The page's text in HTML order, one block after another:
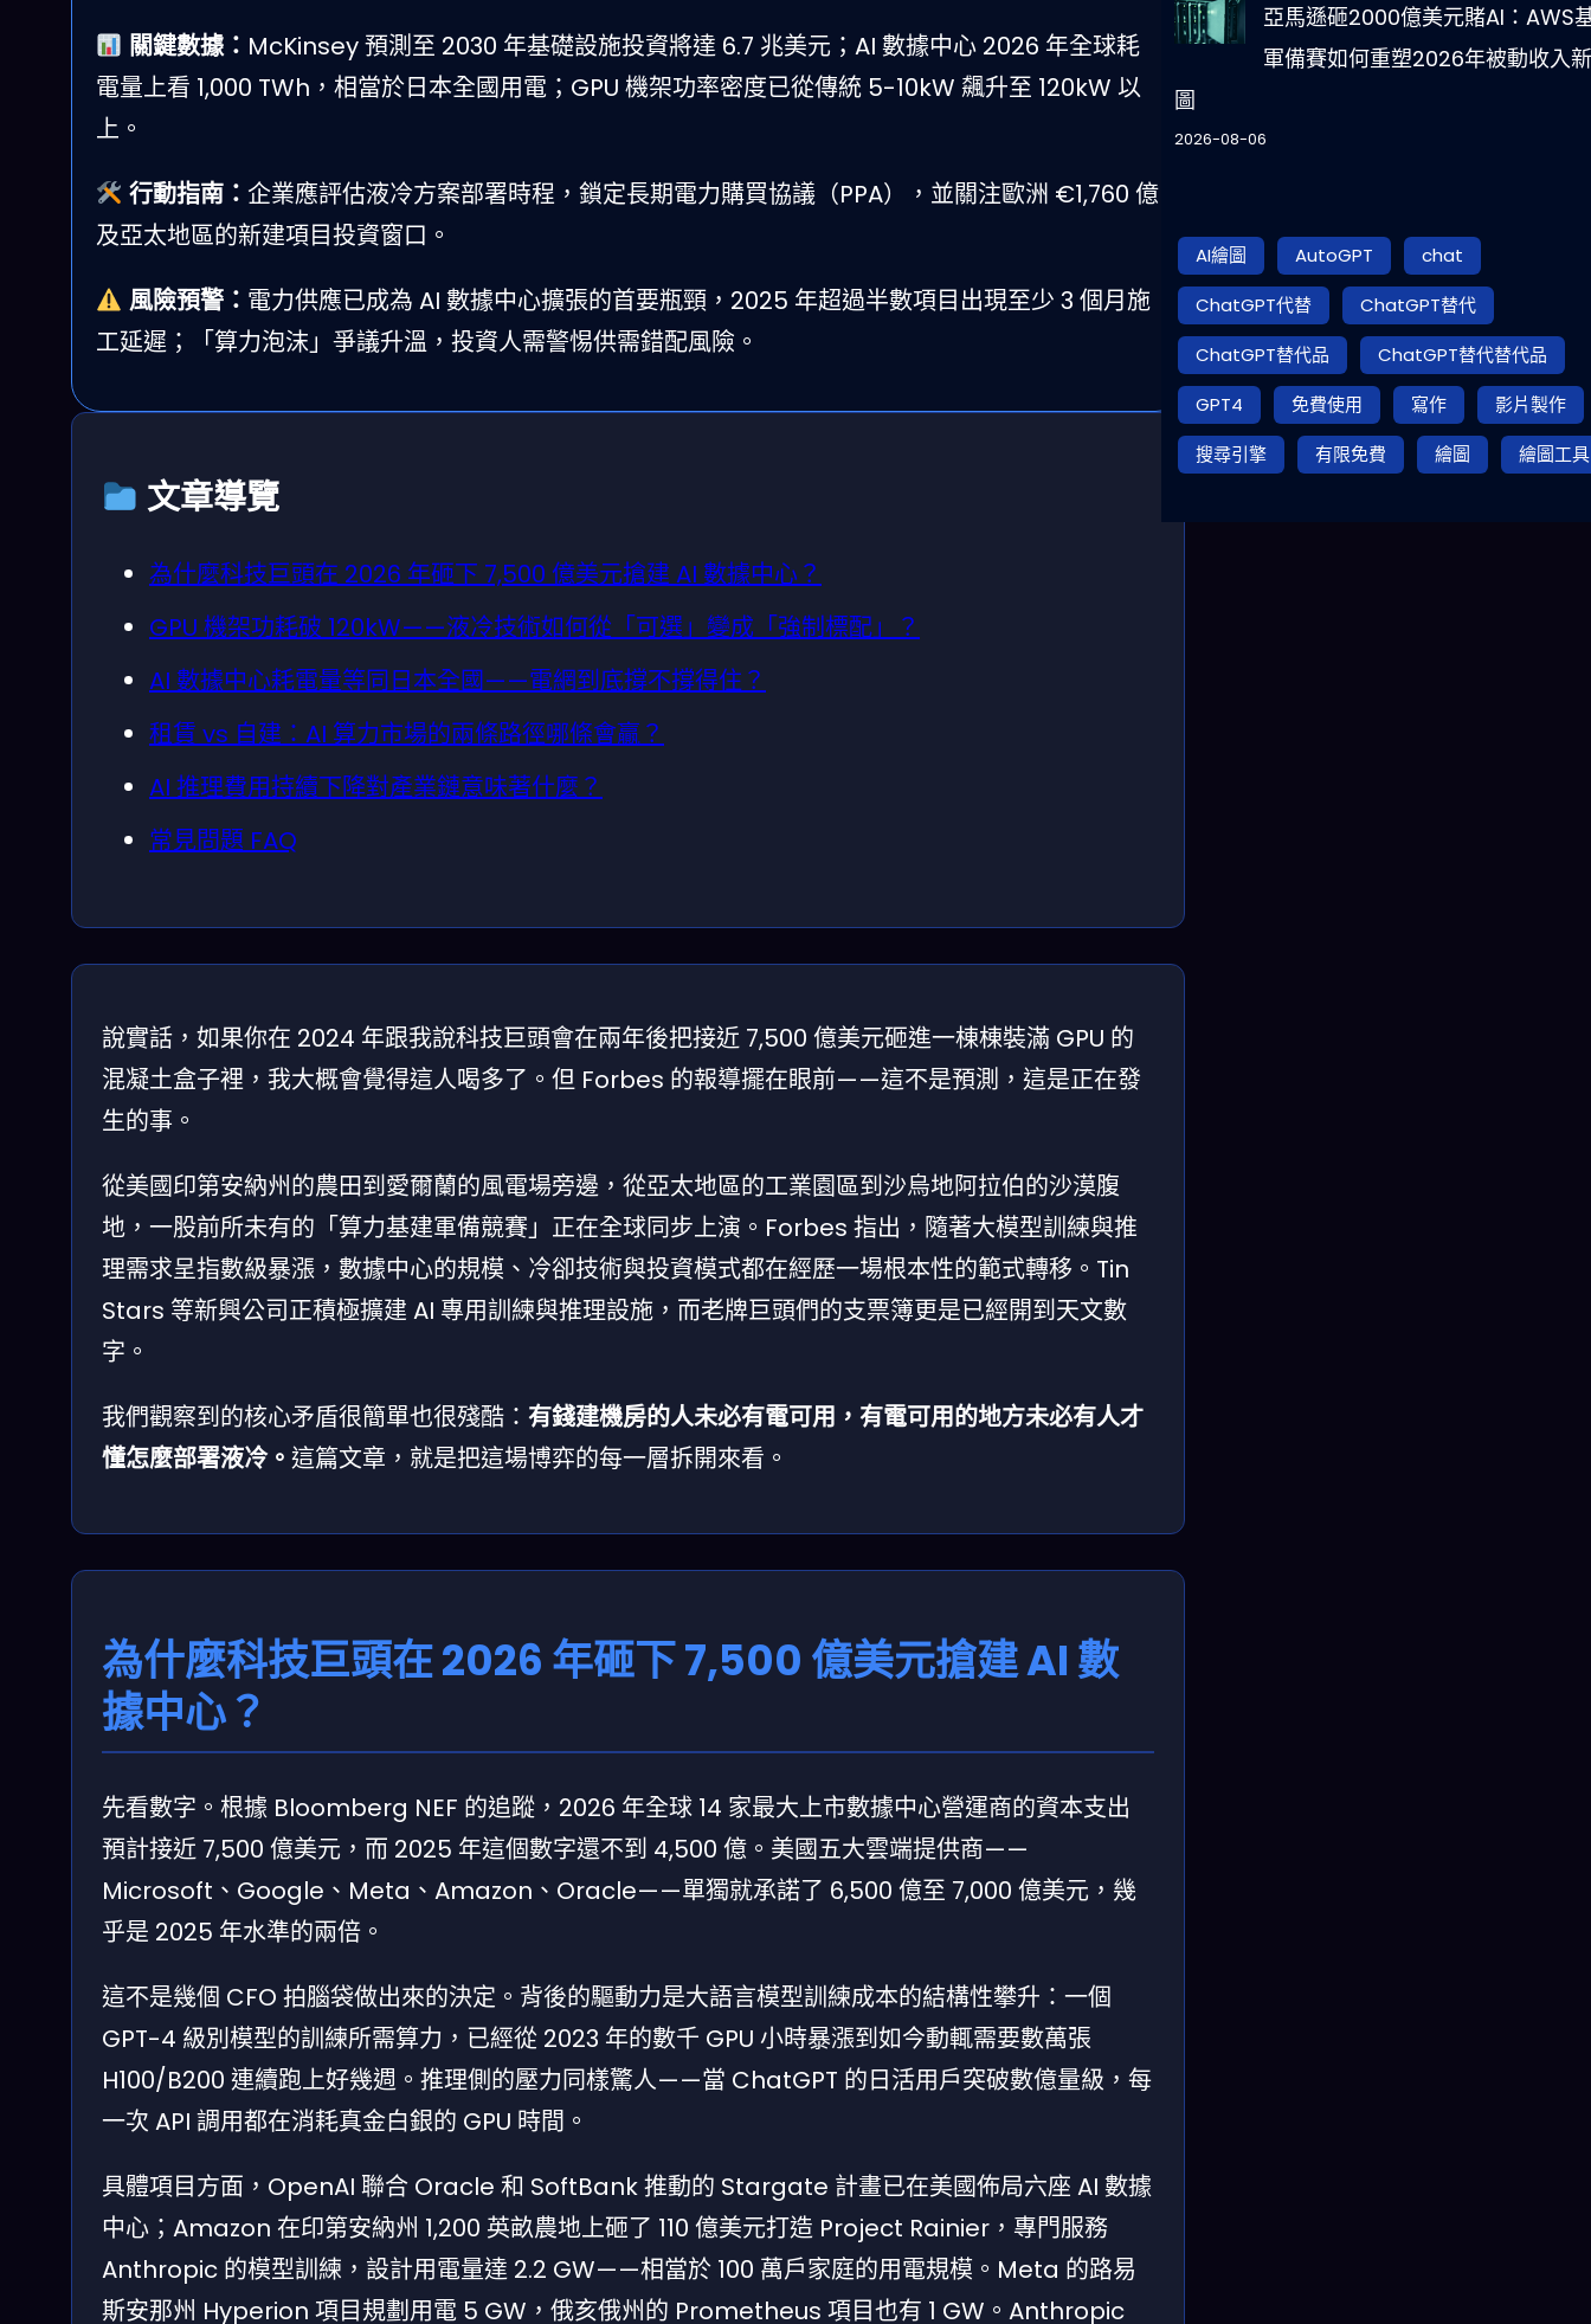
關鍵數據： McKinsey 預測至 2030 年基礎設施投資將達 6.7 兆美元；AI 數據中心 2026 年全球耗
電量上看 1,000 TWh，相當於日本全國用電；GPU 機架功率密度已從傳統 5-10kW 飆升至 120kW 以
上。
行動指南： 企業應評估液冷方案部署時程，鎖定長期電力購買協議（PPA），並關注歐洲 €1,760 億
及亞太地區的新建項目投資窗口。
風險預警： 電力供應已成為 AI 數據中心擴張的首要瓶頸，2025 年超過半數項目出現至少 3 個月施
工延遲；「算力泡沫」爭議升溫，投資人需警惕供需錯配風險。
文章導覽
為什麼科技巨頭在 2026 年砸下 7,500 億美元搶建 AI 數據中心？
GPU 機架功耗破 120kW——液冷技術如何從「可選」變成「強制標配」？
AI 數據中心耗電量等同日本全國——電網到底撐不撐得住？
租賃 vs 自建：AI 算力市場的兩條路徑哪條會贏？
AI 推理費用持續下降對產業鏈意味著什麼？
常見問題 FAQ
說實話，如果你在 2024 年跟我說科技巨頭會在兩年後把接近 7,500 億美元砸進一棟棟裝滿 GPU 的
混凝土盒子裡，我大概會覺得這人喝多了。但 Forbes 的報導擺在眼前——這不是預測，這是正在發
生的事。
從美國印第安納州的農田到愛爾蘭的風電場旁邊，從亞太地區的工業園區到沙烏地阿拉伯的沙漠腹
地，一股前所未有的「算力基建軍備競賽」正在全球同步上演。Forbes 指出，隨著大模型訓練與推
理需求呈指數級暴漲，數據中心的規模、冷卻技術與投資模式都在經歷一場根本性的範式轉移。Tin
Stars 等新興公司正積極擴建 AI 專用訓練與推理設施，而老牌巨頭們的支票簿更是已經開到天文數
字。
我們觀察到的核心矛盾很簡單也很殘酷： 有錢建機房的人未必有電可用，有電可用的地方未必有人才
懂怎麼部署液冷。 這篇文章，就是把這場博弈的每一層拆開來看。
為什麼科技巨頭在 2026 年砸下 7,500 億美元搶建 AI 數
據中心？
先看數字。根據 Bloomberg NEF 的追蹤，2026 年全球 14 家最大上市數據中心營運商的資本支出
預計接近 7,500 億美元，而 2025 年這個數字還不到 4,500 億。美國五大雲端提供商——
Microsoft、Google、Meta、Amazon、Oracle——單獨就承諾了 6,500 億至 7,000 億美元，幾
乎是 2025 年水準的兩倍。
這不是幾個 CFO 拍腦袋做出來的決定。背後的驅動力是大語言模型訓練成本的結構性攀升：一個
GPT-4 級別模型的訓練所需算力，已經從 2023 年的數千 GPU 小時暴漲到如今動輒需要數萬張
H100/B200 連續跑上好幾週。推理側的壓力同樣驚人——當 ChatGPT 的日活用戶突破數億量級，每
一次 API 調用都在消耗真金白銀的 GPU 時間。
具體項目方面，OpenAI 聯合 Oracle 和 SoftBank 推動的 Stargate 計畫已在美國佈局六座 AI 數據
中心；Amazon 在印第安納州 1,200 英畝農地上砸了 110 億美元打造 Project Rainier，專門服務
Anthropic 的模型訓練，設計用電量達 2.2 GW——相當於 100 萬戶家庭的用電規模。Meta 的路易
斯安那州 Hyperion 項目規劃用電 5 GW，俄亥俄州的 Prometheus 項目也有 1 GW。Anthropic
亞馬遜砸2000億美元賭AI：AWS
軍備賽如何重塑2026年被動收入
圖
2026-08-06
AI繪圖 AutoGPT
chat
ChatGPT代替
ChatGPT替代
ChatGPT替代品
ChatGPT替代替代品
GPT4
免費使用 寫作
影片製作
搜尋引擎
有限免費 繪圖 繪圖工具